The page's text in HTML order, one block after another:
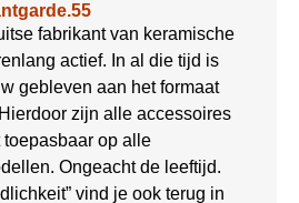
fabrikant van keramische
actief. In al die tijd is
gebleven aan het formaat
zijn alle accessoires
op alle
Ongeacht de leeftijd.
vind je ook terug in